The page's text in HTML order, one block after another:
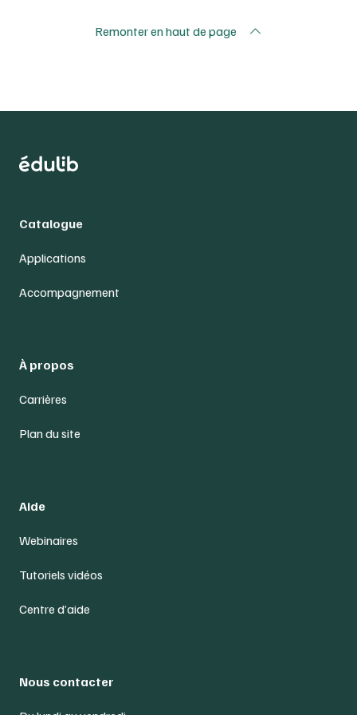
Remonter en haut de page
Catalogue
Applications
Accompagnement
À propos
Carrières
Plan du site
Aide
Webinaires
Tutoriels vidéos
Centre d’aide
Nous contacter